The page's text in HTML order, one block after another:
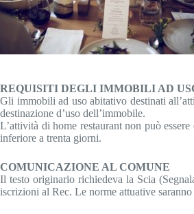
REQUISITI DEGLI IMMOBILI AD
Gli immobili ad uso abitativo destinati
destinazione d’uso dell’immobile.
L’attività di home restaurant non può
inferiore a trenta giorni.
COMUNICAZIONE AL COMUNE
Il testo originario richiedeva la Scia
iscrizioni al Rec. Le norme attuative